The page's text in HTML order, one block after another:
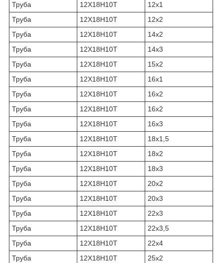
Труба
12Х18Н10Т
12х1
Труба
12Х18Н10Т
12х2
Труба
12Х18Н10Т
14х2
Труба
12Х18Н10Т
14х3
Труба
12Х18Н10Т
15х2
Труба
12Х18Н10Т
16х1
Труба
12Х18Н10Т
16х2
Труба
12Х18Н10Т
16х2
Труба
12Х18Н10Т
16х3
Труба
12Х18Н10Т
18х1,5
Труба
12Х18Н10Т
18х2
Труба
12Х18Н10Т
18х3
Труба
12Х18Н10Т
20х2
Труба
12Х18Н10Т
20х3
Труба
12Х18Н10Т
22х3
Труба
12Х18Н10Т
22х3,5
Труба
12Х18Н10Т
22х4
Труба
12Х18Н10Т
25х2